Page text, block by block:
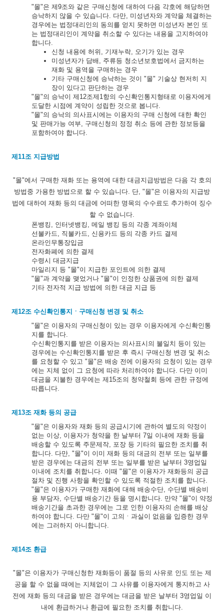
"몰"은 제9조와 같은 구매신청에 대하여 다음 각호에 해당하면
승낙하지 않을 수 있습니다. 다만, 미성년자와 계약을 체결하는
경우에는 법정대리인의 동의를 얻지 못하면 미성년자 본인 또
는 법정대리인이 계약을 취소할 수 있다는 내용을 고지하여야
합니다.
신청 내용에 허위, 기재누락, 오기가 있는 경우
미성년자가 담배, 주류등 청소년보호법에서 금지하는
재화 및 용역을 구매하는 경우
기타 구매신청에 승낙하는 것이 "몰" 기술상 현저히 지
장이 있다고 판단하는 경우
"몰"의 승낙이 제12조제1항의 수신확인통지형태로 이용자에게
도달한 시점에 계약이 성립한 것으로 봅니다.
"몰"의 승낙의 의사표시에는 이용자의 구매 신청에 대한 확인
및 판매가능 여부, 구매신청의 정정 취소 등에 관한 정보등을
포함하여야 합니다.
제11조 지급방법
"몰"에서 구매한 재화 또는 용역에 대한 대금지급방법은 다음 각 호의
방법중 가용한 방법으로 할 수 있습니다. 단, "몰"은 이용자의 지급방
법에 대하여 재화 등의 대금에 어떠한 명목의 수수료도 추가하여 징수
할 수 없습니다.
폰뱅킹, 인터넷뱅킹, 메일 뱅킹 등의 각종 계좌이체
선불카드, 직불카드, 신용카드 등의 각종 카드 결제
온라인무통장입금
전자화폐에 의한 결제
수령시 대금지급
마일리지 등 "몰"이 지급한 포인트에 의한 결제
"몰"과 계약을 맺었거나 "몰"이 인정한 상품권에 의한 결제
기타 전자적 지급 방법에 의한 대금 지급 등
제12조 수신확인통지ㆍ구매신청 변경 및 취소
"몰"은 이용자의 구매신청이 있는 경우 이용자에게 수신확인통
지를 합니다.
수신확인통지를 받은 이용자는 의사표시의 불일치 등이 있는
경우에는 수신확인통지를 받은 후 즉시 구매신청 변경 및 취소
를 요청할 수 있고 "몰"은 배송 전에 이용자의 요청이 있는 경우
에는 지체 없이 그 요청에 따라 처리하여야 합니다. 다만 이미
대금을 지불한 경우에는 제15조의 청약철회 등에 관한 규정에
따릅니다.
제13조 재화 등의 공급
"몰"은 이용자와 재화 등의 공급시기에 관하여 별도의 약정이
없는 이상, 이용자가 청약을 한 날부터 7일 이내에 재화 등을
배송할 수 있도록 주문제작, 포장 등 기타의 필요한 조치를 취
합니다. 다만, "몰"이 이미 재화 등의 대금의 전부 또는 일부를
받은 경우에는 대금의 전부 또는 일부를 받은 날부터 3영업일
이내에 조치를 취합니다. 이때 "몰"은 이용자가 재화등의 공급
절차 및 진행 사항을 확인할 수 있도록 적절한 조치를 합니다.
"몰"은 이용자가 구매한 재화에 대해 배송수단, 수단별 배송비
용 부담자, 수단별 배송기간 등을 명시합니다. 만약 "몰"이 약정
배송기간을 초과한 경우에는 그로 인한 이용자의 손해를 배상
하여야 합니다. 다만 "몰"이 고의ㆍ과실이 없음을 입증한 경우
에는 그러하지 아니합니다.
제14조 환급
"몰"은 이용자가 구매신청한 재화등이 품절 등의 사유로 인도 또는 제
공을 할 수 없을 때에는 지체없이 그 사유를 이용자에게 통지하고 사
전에 재화 등의 대금을 받은 경우에는 대금을 받은 날부터 3영업일 이
내에 환급하거나 환급에 필요한 조치를 취합니다.